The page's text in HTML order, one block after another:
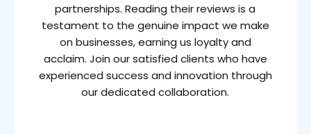
partnerships. Reading their reviews is a
testament to the genuine impact we make
on businesses, earning us loyalty and
acclaim. Join our satisfied clients who have
experienced success and innovation through
our dedicated collaboration.